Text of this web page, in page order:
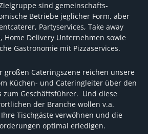
sind gemeinschafts-
Betriebe jeglicher Form, aber
Partyservices, Take away
Home Delivery Unternehmen sowie
Gastronomie mit Pizzaservices.
großen Cateringszene reichen unsere
Küchen- und Cateringleiter über den
zum Geschäftsführer. Und diese
der Branche wollen v.a.
Tischgäste verwöhnen und die
optimal erledigen.